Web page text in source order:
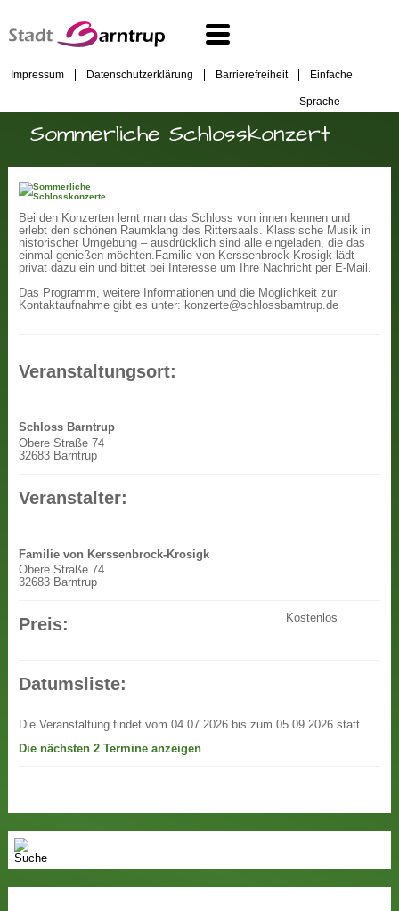
Impressum Datenschutzerklärung Barrierefreiheit Einfache
Sprache
Sommerliche Schlosskonzert
Bei den Konzerten lernt man das Schloss von innen kennen und
erlebt den schönen Raumklang des Rittersaals. Klassische Musik in
historischer Umgebung – ausdrücklich sind alle eingeladen, die das
einmal genießen möchten. Familie von Kerssenbrock-Krosigk lädt
privat dazu ein und bittet bei Interesse um Ihre Nachricht per E-Mail.
Das Programm, weitere Informationen und die Möglichkeit zur
Kontaktaufnahme gibt es unter: konzerte@schlossbarntrup.de
Veranstaltungsort:
Schloss Barntrup
Obere Straße 74
32683 Barntrup
Veranstalter:
Familie von Kerssenbrock-Krosigk
Obere Straße 74
32683 Barntrup
Preis: Kostenlos
Datumsliste:
Die Veranstaltung findet vom 04.07.2026 bis zum 05.09.2026 statt.
Die nächsten 2 Termine anzeigen